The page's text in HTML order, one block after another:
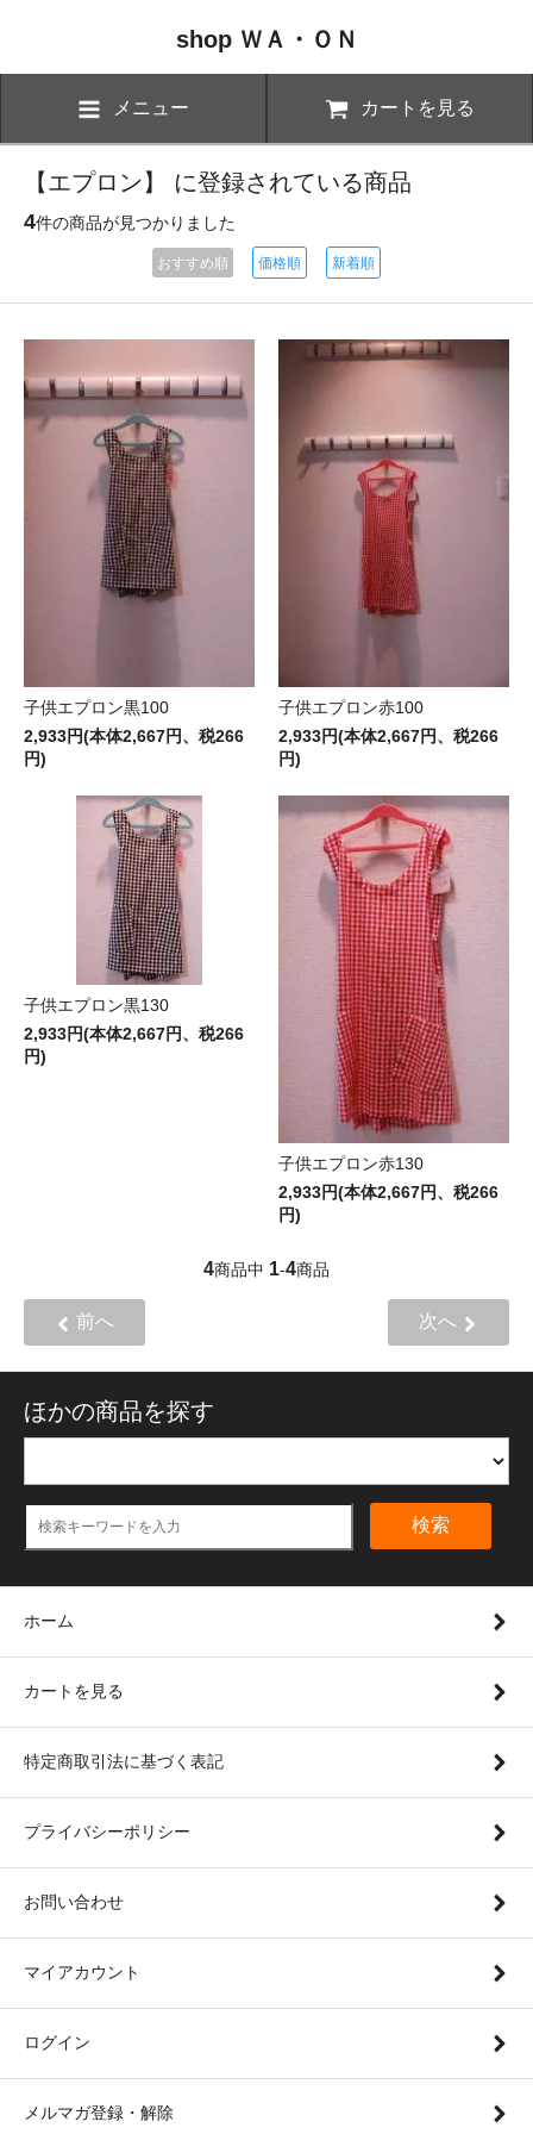
shop ＷＡ・ＯＮ
メニュー カートを見る
【エプロン】 に登録されている商品
4件の商品が見つかりました
おすすめ順 価格順 新着順
子供エプロン黒100
2,933円(本体2,667円、税266
円)
子供エプロン赤100
2,933円(本体2,667円、税266
円)
子供エプロン黒130
2,933円(本体2,667円、税266
円)
子供エプロン赤130
2,933円(本体2,667円、税266
円)
4商品中 1-4商品
前へ 次へ
ほかの商品を探す
検索
ホーム
カートを見る
特定商取引法に基づく表記
プライバシーポリシー
お問い合わせ
マイアカウント
ログイン
メルマガ登録・解除